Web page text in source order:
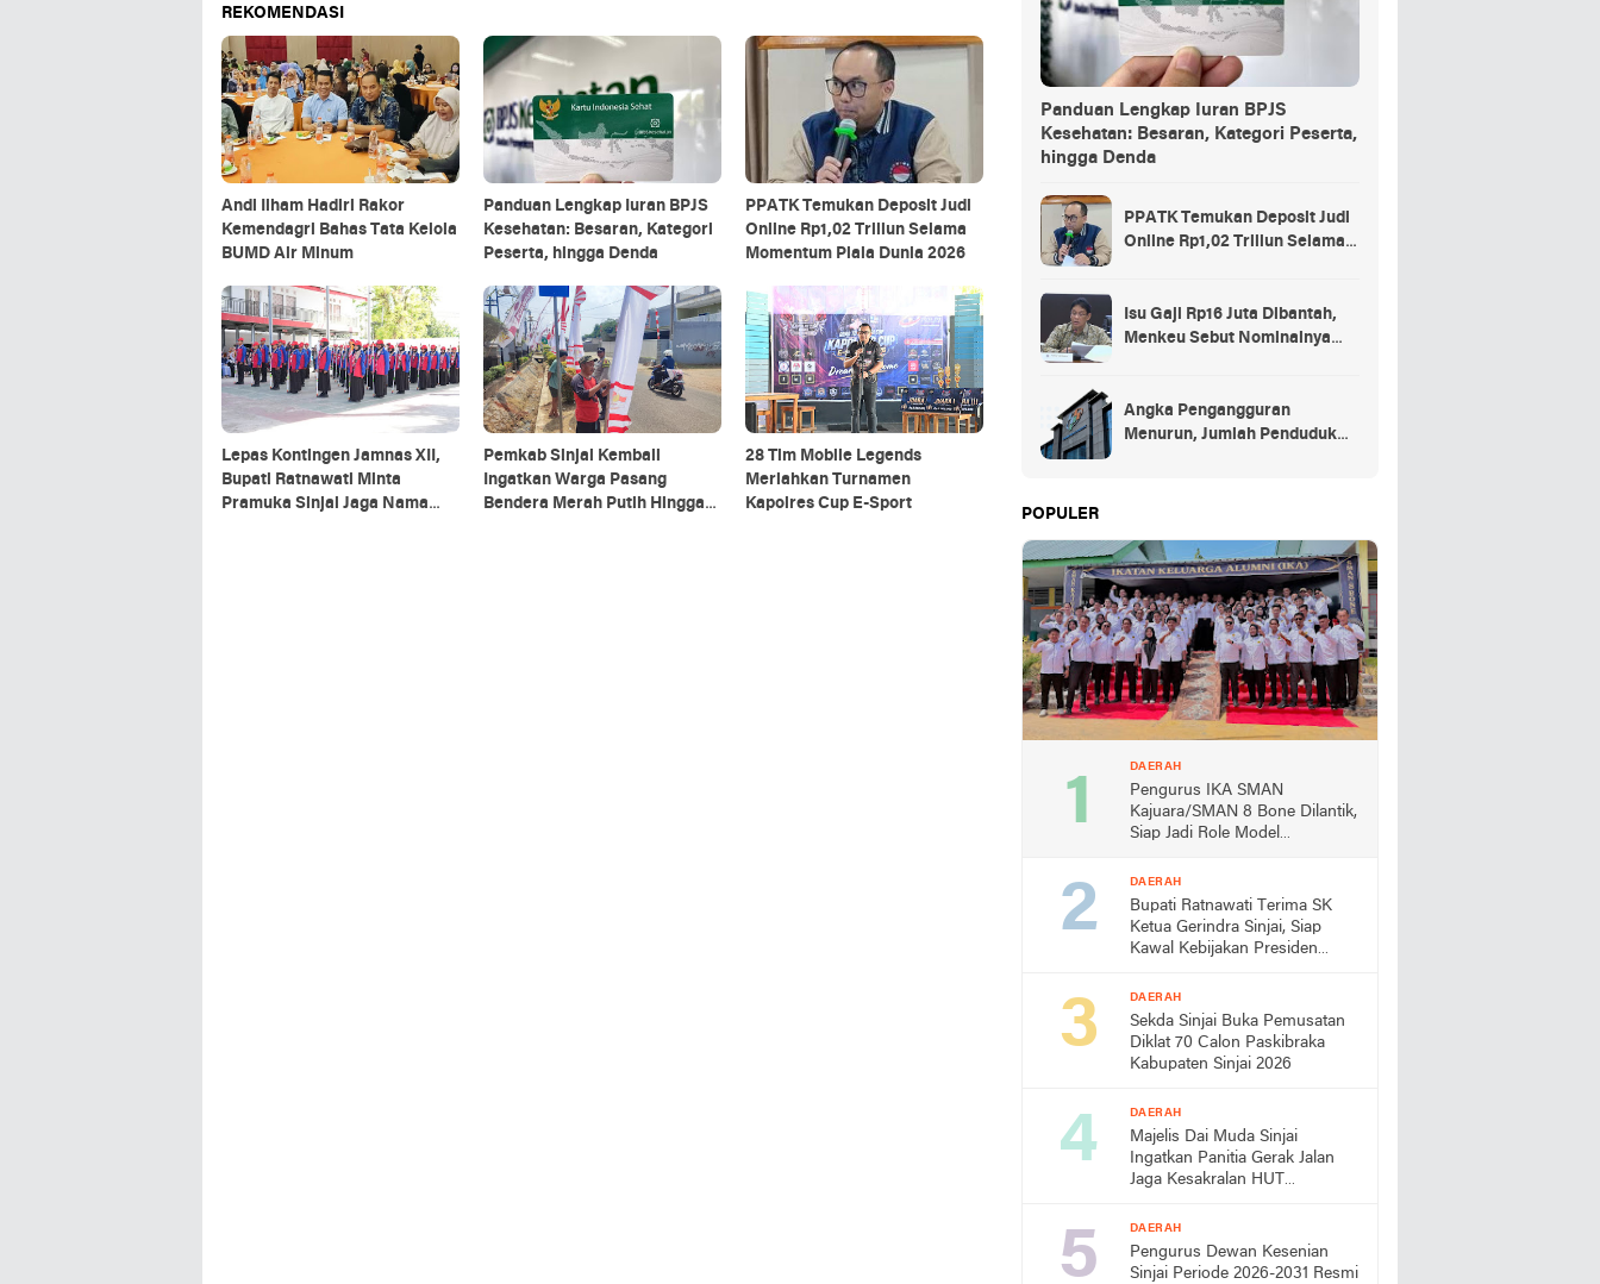
REKOMENDASI
Andi Ilham Hadiri Rakor
Kemendagri Bahas Tata Kelola
BUMD Air Minum
Panduan Lengkap Iuran BPJS
Kesehatan: Besaran, Kategori
Peserta, hingga Denda
PPATK Temukan Deposit Judi
Online Rp1,02 Triliun Selama
Momentum Piala Dunia 2026
Lepas Kontingen Jamnas XII,
Bupati Ratnawati Minta
Pramuka Sinjai Jaga Nama
Pemkab Sinjai Kembali
Ingatkan Warga Pasang
Bendera Merah Putih Hingga
28 Tim Mobile Legends
Meriahkan Turnamen
Kapolres Cup E-Sport
Panduan Lengkap Iuran BPJS
Kesehatan: Besaran, Kategori Peserta,
hingga Denda
PPATK Temukan Deposit Judi
Online Rp1,02 Triliun Selama
Isu Gaji Rp16 Juta Dibantah,
Menkeu Sebut Nominalnya
Angka Pengangguran
Menurun, Jumlah Penduduk
POPULER
DAERAH
Pengurus IKA SMAN
Kajuara/SMAN 8 Bone Dilantik,
Siap Jadi Role Model
DAERAH
Bupati Ratnawati Terima SK
Ketua Gerindra Sinjai, Siap
Kawal Kebijakan Presiden
DAERAH
Sekda Sinjai Buka Pemusatan
Diklat 70 Calon Paskibraka
Kabupaten Sinjai 2026
DAERAH
Majelis Dai Muda Sinjai
Ingatkan Panitia Gerak Jalan
Jaga Kesakralan HUT
DAERAH
Pengurus Dewan Kesenian
Sinjai Periode 2026-2031 Resmi